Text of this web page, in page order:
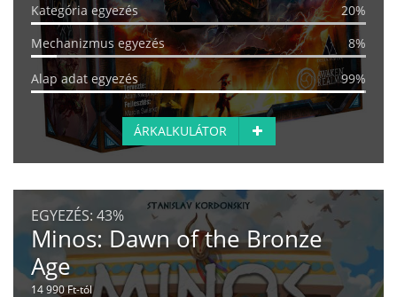
Kategória egyezés
20%
Mechanizmus egyezés
8%
Alap adat egyezés 99%
ÁRKALKULÁTOR
EGYEZÉS: 43%
Minos: Dawn of the Bronze
Age
14 990 Ft-tól